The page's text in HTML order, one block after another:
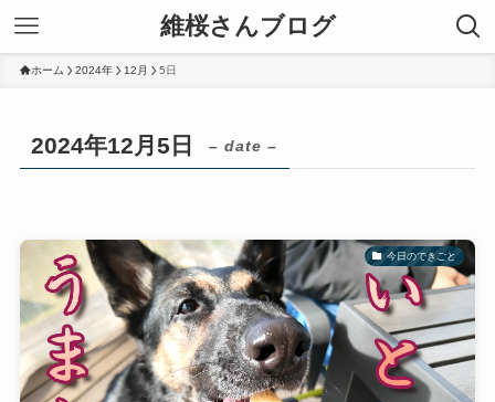
維桜さんブログ
ホーム 2024年 12月 5日
2024年12月5日 – date –
今日のできごと